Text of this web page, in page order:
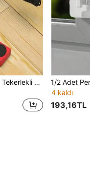
5 Adet Ağır Hizmet Tipi Tekerlekli Mobilya Kaydırıcı - Kolay Kayma Özelliğiyle Koltuk, Sandalye, Ev Aletleri, Ev Eşyaları, Oturma Odası Mobilyaları, Salon Sandalyesi, Mobilya, Koltuk Minderi Taşımak İçin Uygundur
4 kaldı
193,16TL